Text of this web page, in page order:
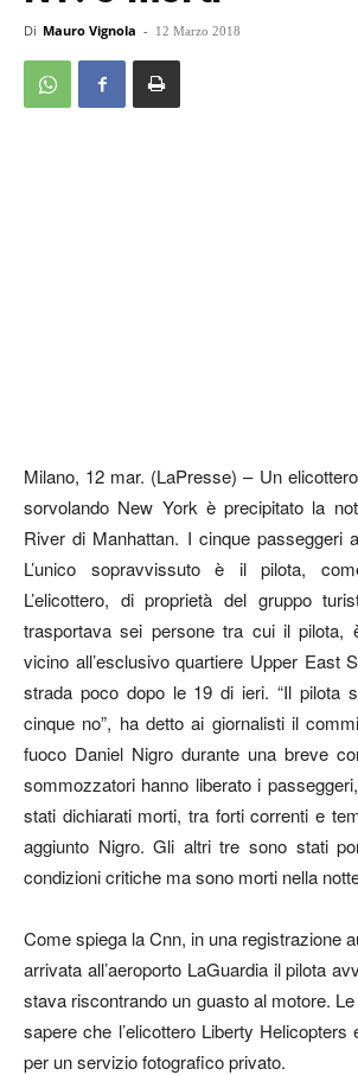
Di Mauro Vignola - 12 Marzo 2018
Milano, 12 mar. (LaPresse) – Un
sorvolando New York è precipitato la
River di Manhattan. I cinque passeggeri
L’unico sopravvissuto è il pilota,
L’elicottero, di proprietà del gruppo
trasportava sei persone tra cui il pilota,
vicino all’esclusivo quartiere Upper East
strada poco dopo le 19 di ieri. “Il pilota
cinque no”, ha detto ai giornalisti il
fuoco Daniel Nigro durante una breve
sommozzatori hanno liberato i
stati dichiarati morti, tra forti correnti e
aggiunto Nigro. Gli altri tre sono stati
condizioni critiche ma sono morti nella
Come spiega la Cnn, in una registrazione
arrivata all’aeroporto LaGuardia il pilota
stava riscontrando un guasto al motore.
sapere che l’elicottero Liberty Helicopters
per un servizio fotografico privato.